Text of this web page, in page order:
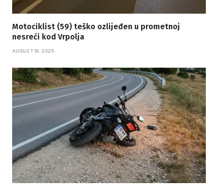
Motociklist (59) teško ozlijeđen u prometnoj
nesreći kod Vrpolja
AUGUST 19, 2025